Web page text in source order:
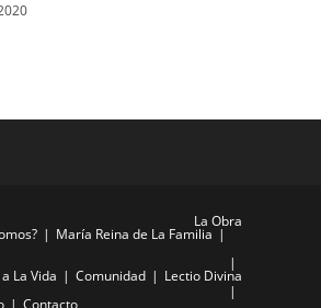
La Obra
María Reina de La Familia
La Vida Comunidad
Lectio Divina
Contacto